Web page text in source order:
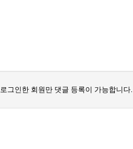
로그인한 회원만 댓글 등록이 가능합니다.